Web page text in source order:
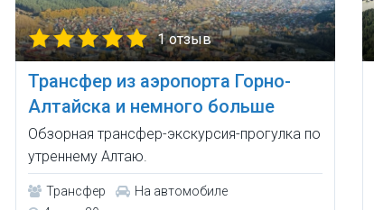
1 отзыв
Трансфер из аэропорта Горно-
Алтайска и немного больше
Обзорная трансфер-экскурсия-прогулка по
утреннему Алтаю.
Трансфер
На автомобиле